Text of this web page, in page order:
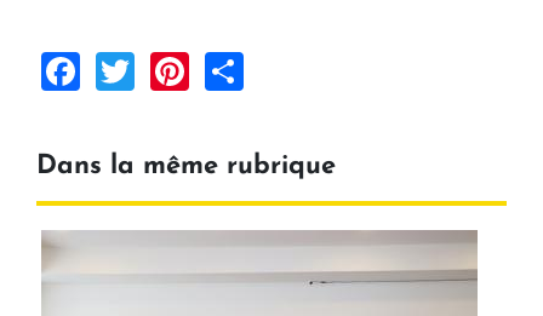
Facebook
TwitterPinterest
Dans la même rubrique